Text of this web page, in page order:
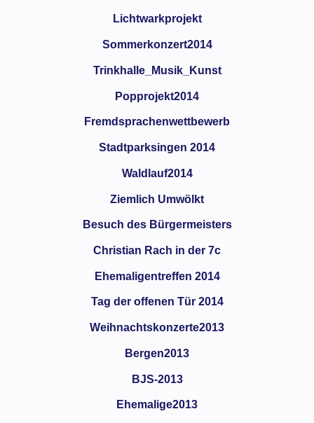
Lichtwarkprojekt
Sommerkonzert2014
Trinkhalle_Musik_Kunst
Popprojekt2014
Fremdsprachenwettbewerb
Stadtparksingen 2014
Waldlauf2014
Ziemlich Umwölkt
Besuch des Bürgermeisters
Christian Rach in der 7c
Ehemaligentreffen 2014
Tag der offenen Tür 2014
Weihnachtskonzerte2013
Bergen2013
BJS-2013
Ehemalige2013